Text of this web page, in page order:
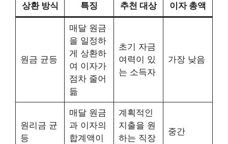
상환 방식 특징 추천 대상 이자 총액
원금 균등
매달 원금
을 일정하
게 상환하
여 이자가
점차 줄어
듦
초기 자금
여력이 있
는 소득자
가장 낮음
원리금 균
등
매달 원금
과 이자의
합계액이
계획적인
지출을 원
하는 직장
중간